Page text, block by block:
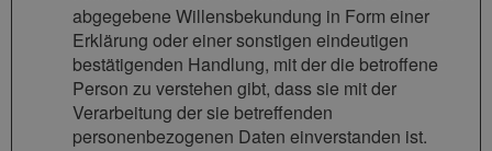
abgegebene Willensbekundung in Form einer
Erklärung oder einer sonstigen eindeutigen
bestätigenden Handlung, mit der die betroffene
Person zu verstehen gibt, dass sie mit der
Verarbeitung der sie betreffenden
personenbezogenen Daten einverstanden ist.